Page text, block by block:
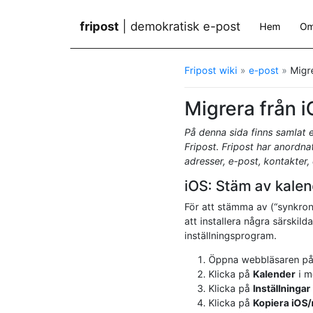
fripost | demokratisk e-post Hem
Fripost wiki » e-post »
Migrera från
På denna sida finns
Fripost. Fripost har
adresser, e-post,
iOS: Stäm av
För att stämma av
att installera några
inställningsprogram.
Öppna webbläsaren
Klicka på Kalender i
Klicka på
Klicka på Kopiera